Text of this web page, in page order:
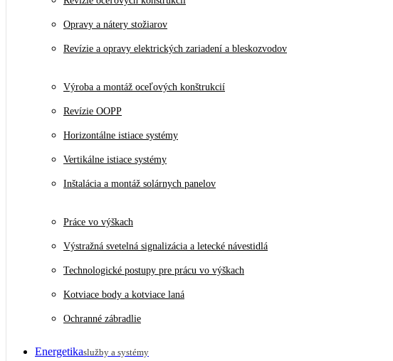
Opravy a nátery stožiarov
Revízie a opravy elektrických zariadení a bleskozvodov
Výroba a montáž oceľových konštrukcií
Revízie OOPP
Horizontálne istiace systémy
Vertikálne istiace systémy
Inštalácia a montáž solárnych panelov
Práce vo výškach
Výstražná svetelná signalizácia a letecké návestidlá
Technologické postupy pre prácu vo výškach
Kotviace body a kotviace laná
Ochranné zábradlie
Energetikaslužby a systémy